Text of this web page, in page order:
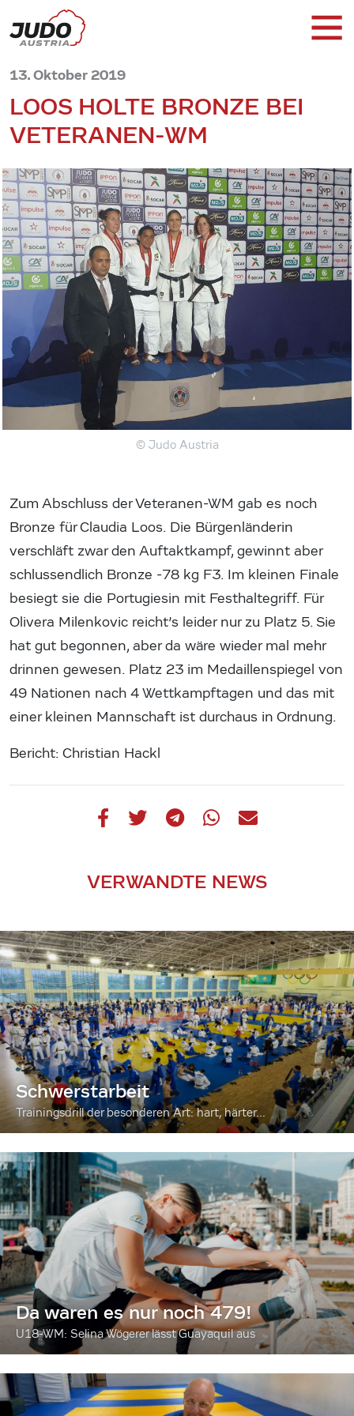
13. Oktober 2019
LOOS HOLTE BRONZE BEI
VETERANEN-WM
© Judo Austria
Zum Abschluss der Veteranen-WM gab es noch
Bronze für Claudia Loos. Die Bürgenländerin
verschläft zwar den Auftaktkampf, gewinnt aber
schlussendlich Bronze -78 kg F3. Im kleinen Finale
besiegt sie die Portugiesin mit Festhaltegriff. Für
Olivera Milenkovic reicht’s leider nur zu Platz 5. Sie
hat gut begonnen, aber da wäre wieder mal mehr
drinnen gewesen. Platz 23 im Medaillenspiegel von
49 Nationen nach 4 Wettkampftagen und das mit
einer kleinen Mannschaft ist durchaus in Ordnung.
Bericht: Christian Hackl
VERWANDTE NEWS
Schwerstarbeit
Trainingsdrill der besonderen Art: hart, härter...
Da waren es nur noch 479!
U18-WM: Selina Wögerer lässt Guayaquil aus